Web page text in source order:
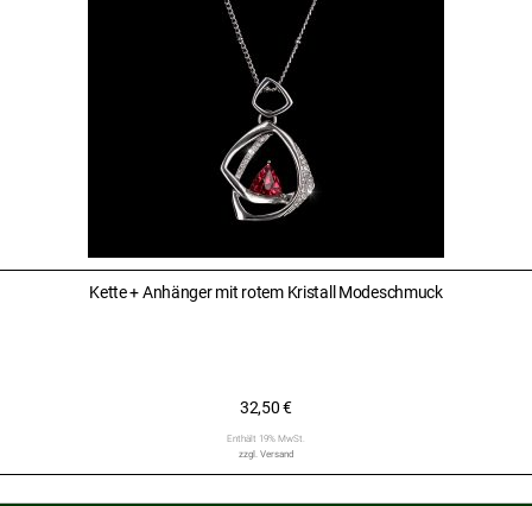
Kette + Anhänger mit rotem Kristall Modeschmuck
32,50€
Enthält 19% MwSt.
zzgl. Versand